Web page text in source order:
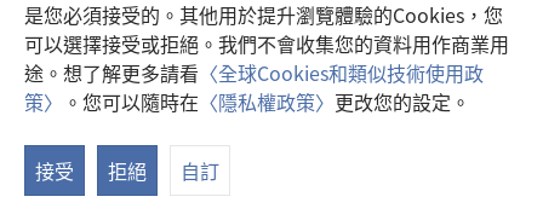
是您必須接受的。其他用於提升瀏覽體驗的Cookies，您
可以選擇接受或拒絕。我們不會收集您的資料用作商業用
途。想了解更多請看 〈全球Cookies和類似技術使用政
策〉 。您可以隨時在 〈隱私權政策〉 更改您的設定。
接受 拒絕 自訂
Copyright© 2026 Watch Tower Bible and Tract Society of Pennsylvania.
使用條款 |隱私權政策| 隱私設定